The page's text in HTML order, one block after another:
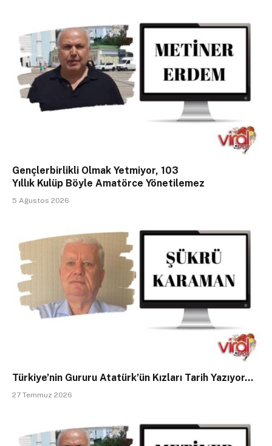
Gençlerbirlikli Olmak Yetmiyor, 103
Yıllık Kulüp Böyle Amatörce Yönetilemez
5 Ağustos 2026
Türkiye’nin Gururu Atatürk’ün Kızları Tarih Yazıyor…
27 Temmuz 2026